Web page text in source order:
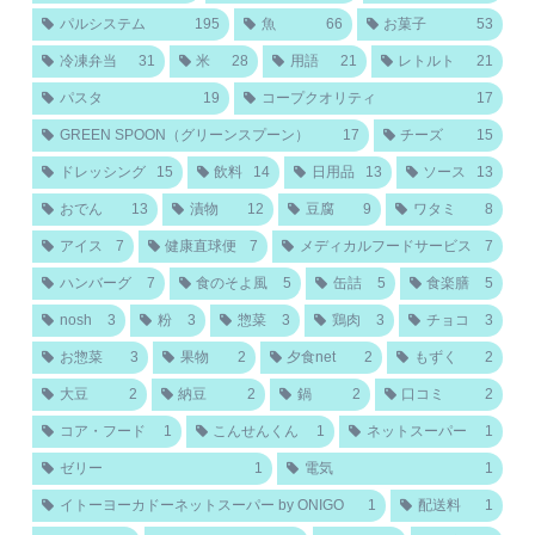
パルシステム 195 魚 66 お菓子 53
冷凍弁当 31 米 28 用語 21 レトルト 21
パスタ 19 コープクオリティ 17
GREEN SPOON（グリーンスプーン） 17 チーズ 15
ドレッシング 15 飲料 14 日用品 13 ソース 13
おでん 13 漬物 12 豆腐 9 ワタミ 8
アイス 7 健康直球便 7 メディカルフードサービス 7
ハンバーグ 7 食のそよ風 5 缶詰 5 食楽膳 5
nosh 3 粉 3 惣菜 3 鶏肉 3 チョコ 3
お惣菜 3 果物 2 夕食net 2 もずく 2
大豆 2 納豆 2 鍋 2 口コミ 2
コア・フード 1 こんせんくん 1 ネットスーパー 1
ゼリー 1 電気 1
イトーヨーカドーネットスーパー by ONIGO 1 配送料 1